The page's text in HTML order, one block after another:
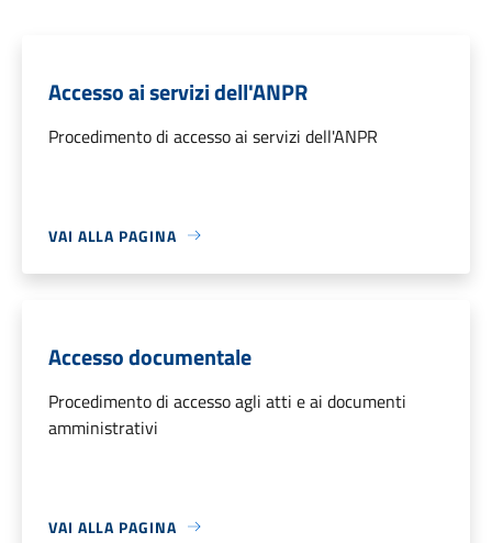
Accesso ai servizi dell'ANPR
Procedimento di accesso ai servizi dell'ANPR
VAI ALLA PAGINA
Accesso documentale
Procedimento di accesso agli atti e ai documenti
amministrativi
VAI ALLA PAGINA